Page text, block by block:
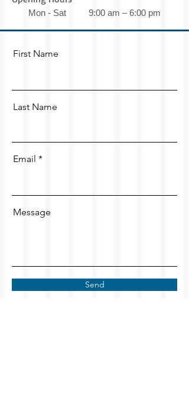
Mon - Sat 9:00 am – 6:00 pm
First Name
Last Name
Email
Message
Send